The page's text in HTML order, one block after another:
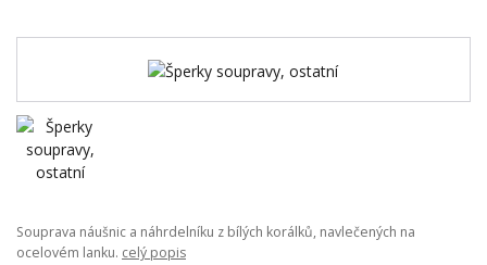
Souprava náušnic a náhrdelníku z bílých korálků, navlečených na
ocelovém lanku. celý popis